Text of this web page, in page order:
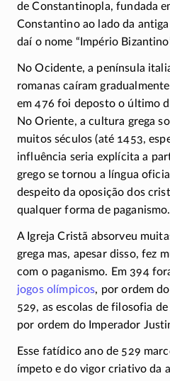
de Constantinopla, fundada
Constantino ao lado da
daí o nome “Império
No Ocidente, a península
romanas caíram
em 476 foi deposto o último
No Oriente, a cultura grega
muitos séculos (até 1453,
influência seria explícita a
grego se tornou a língua
despeito da oposição dos
qualquer forma de paganismo.
A Igreja Cristã absorveu
grega mas, apesar disso, fez
com o paganismo. Em 394
jogos olímpicos, por ordem
529, as escolas de filosofia
por ordem do Imperador
Esse fatídico ano de 529
ímpeto e do vigor criativo da